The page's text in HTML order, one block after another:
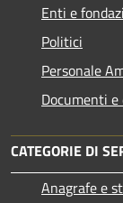
Enti e
Politici
Personale
Documenti e
CATEGORIE DI
Anagrafe e